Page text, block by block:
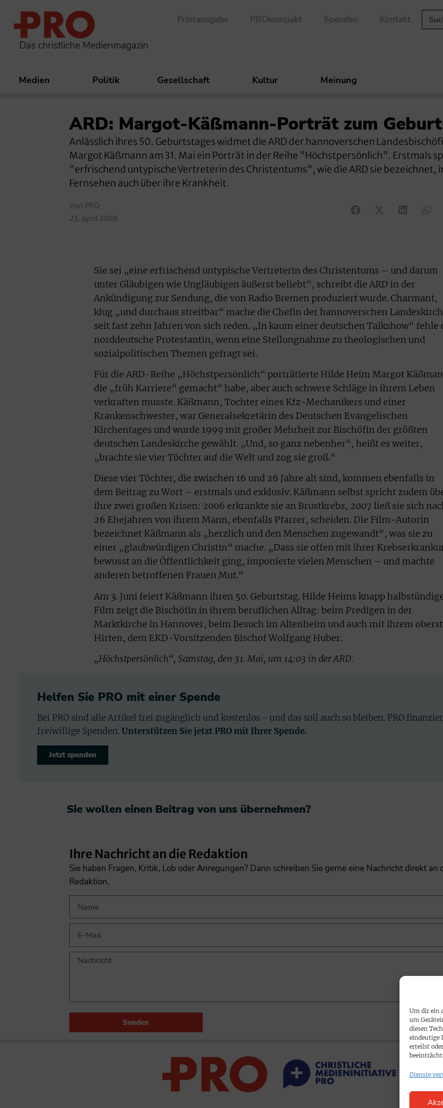
Um dir ein
um
diesen
eindeutige
erteilst
Dienste
Das christliche Medienmagazin
Printausgabe PROkompakt Spenden Kontakt
Medien Politik Gesellschaft Kultur Meinung
ARD: Margot-Käßmann-Porträt zum
Anlässlich ihres 50. Geburtstages widmet die ARD der hannoverschen
Margot Käßmann am 31. Mai ein Porträt in der Reihe "Höchstpersönlich". Erstmals
"erfrischend untypische Vertreterin des Christentums", wie die ARD sie bezeichnet,
Fernsehen auch über ihre Krankheit.
Von PRO
23. April 2008
Sie sei „eine erfrischend untypische Vertreterin des Christentums – und darum
unter Gläubigen wie Ungläubigen äußerst beliebt“, schreibt die ARD in der
Ankündigung zur Sendung, die von Radio Bremen produziert wurde. Charmant,
klug „und durchaus streitbar“ mache die Chefin der hannoverschen
seit fast zehn Jahren von sich reden. „In kaum einer deutschen Talkshow“ fehle
norddeutsche Protestantin, wenn eine Stellungnahme zu theologischen und
sozialpolitischen Themen gefragt sei.
Für die ARD-Reihe „Höchstpersönlich“ porträtierte Hilde Heim Margot
die „früh Karriere“ gemacht“ habe, aber auch schwere Schläge in ihrem Leben
verkraften musste. Käßmann, Tochter eines Kfz-Mechanikers und einer
Krankenschwester, war Generalsekretärin des Deutschen Evangelischen
Kirchentages und wurde 1999 mit großer Mehrheit zur Bischöfin der größten
deutschen Landeskirche gewählt. „Und, so ganz nebenher“, heißt es weiter,
„brachte sie vier Töchter auf die Welt und zog sie groß.“
Diese vier Töchter, die zwischen 16 und 26 Jahre alt sind, kommen ebenfalls in
dem Beitrag zu Wort – erstmals und exklusiv. Käßmann selbst spricht zudem
ihre zwei großen Krisen: 2006 erkrankte sie an Brustkrebs, 2007 ließ sie sich
26 Ehejahren von ihrem Mann, ebenfalls Pfarrer, scheiden. Die Film-Autorin
bezeichnet Käßmann als „herzlich und den Menschen zugewandt“, was sie zu
einer „glaubwürdigen Christin“ mache. „Dass sie offen mit ihrer
bewusst an die Öffentlichkeit ging, imponierte vielen Menschen – und machte
anderen betroffenen Frauen Mut.“
Am 3. Juni feiert Käßmann ihren 50. Geburtstag. Hilde Heims knapp
Film zeigt die Bischöfin in ihrem beruflichen Alltag: beim Predigen in der
Marktkirche in Hannover, beim Besuch im Altenheim und auch mit ihrem
Hirten, dem EKD-Vorsitzenden Bischof Wolfgang Huber.
„Höchstpersönlich“, Samstag, den 31. Mai, um 14:03 in der ARD.
Helfen Sie PRO mit einer Spende
Bei PRO sind alle Artikel frei zugänglich und kostenlos - und das soll auch so bleiben. PRO
freiwillige Spenden. Unterstützen Sie jetzt PRO mit Ihrer Spende.
Jetzt spenden
Sie wollen einen Beitrag von uns übernehmen?​
Ihre Nachricht an die Redaktion
Sie haben Fragen, Kritik, Lob oder Anregungen? Dann schreiben Sie gerne eine Nachricht direkt an
Redaktion.
Senden